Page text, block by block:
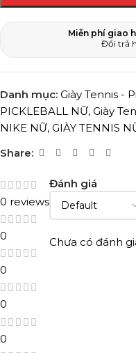
Miễn phí giao
Đổi trả
Danh mục: Giày Tennis -
PICKLEBALL NỮ, Giày
NIKE NỮ, GIÀY TENNIS
Share:
0 reviews
0
0
0
0
Đánh giá
Chưa có đánh